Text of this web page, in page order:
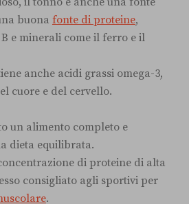
buona fonte di proteine,
e minerali come il ferro e il
anche acidi grassi omega-3,
cuore e del cervello.
un alimento completo e
dieta equilibrata.
di proteine di alta
consigliato agli sportivi per
.